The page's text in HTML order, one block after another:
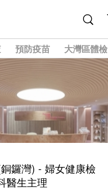
預防疫苗 大灣區體檢
鑼灣) - 婦女健康檢
醫生主理